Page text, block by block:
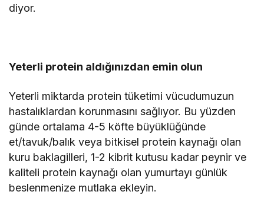
diyor.
Yeterli protein aldığınızdan emin olun
Yeterli miktarda protein tüketimi vücudumuzun
hastalıklardan korunmasını sağlıyor. Bu yüzden
günde ortalama 4-5 köfte büyüklüğünde
et/tavuk/balık veya bitkisel protein kaynağı olan
kuru baklagilleri, 1-2 kibrit kutusu kadar peynir ve
kaliteli protein kaynağı olan yumurtayı günlük
beslenmenize mutlaka ekleyin.